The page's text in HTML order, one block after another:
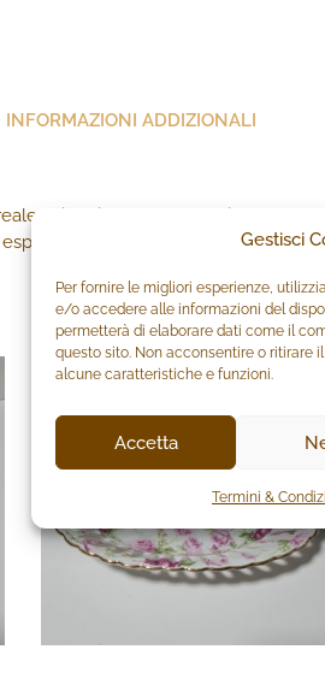
Gestisci
Per fornire le migliori esperienze,
e/o accedere alle informazioni del
permetterà di elaborare dati come il
questo sito. Non acconsentire o ritirare
alcune caratteristiche e funzioni.
Accetta
Termini &
INFORMAZIONI ADDIZIONALI
sui toni del rosa e fucsia e
in cucina o in salotto come